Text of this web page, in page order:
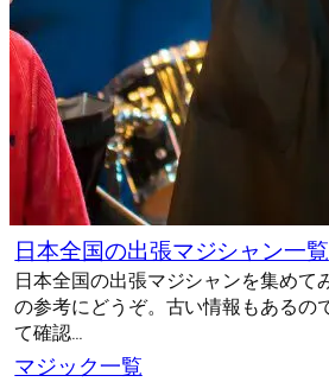
日本全国の出張マジシャン一覧
日本全国の出張マジシャンを集めて
の参考にどうぞ。古い情報もあるの
て確認…
マジック一覧